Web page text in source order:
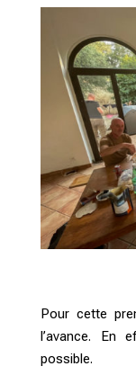
Pour cette
l’avance. En
possible.